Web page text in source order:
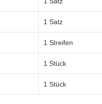
1 Satz
1 Streifen
1 Stück
1 Stück